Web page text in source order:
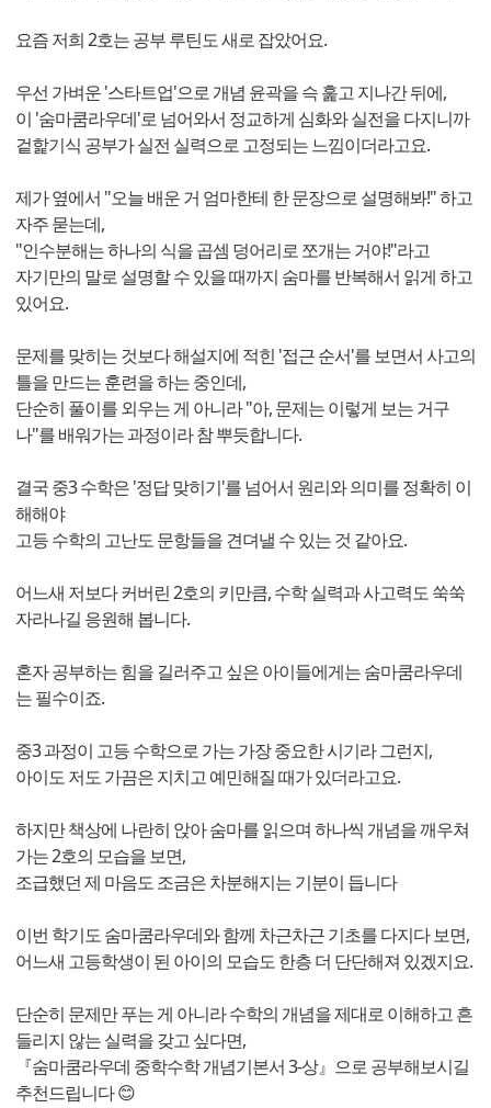
요즘 저희 2호는 공부 루틴도 새로 잡았어요.
우선 가벼운 '스타트업'으로 개념 윤곽을 슥 훑고 지나간 뒤에,
이 '숨마쿰라우데'로 넘어와서 정교하게 심화와 실전을 다지니까
겉핥기식 공부가 실전 실력으로 고정되는 느낌이더라고요.
제가 옆에서 "오늘 배운 거 엄마한테 한 문장으로 설명해봐!" 하고
자주 묻는데,
"인수분해는 하나의 식을 곱셈 덩어리로 쪼개는 거야!"라고
자기만의 말로 설명할 수 있을 때까지 숨마를 반복해서 읽게 하고
있어요.
문제를 맞히는 것보다 해설지에 적힌 '접근 순서'를 보면서 사고의
틀을 만드는 훈련을 하는 중인데,
단순히 풀이를 외우는 게 아니라 "아, 문제는 이렇게 보는 거구
나"를 배워가는 과정이라 참 뿌듯합니다.
결국 중3 수학은 '정답 맞히기'를 넘어서 원리와 의미를 정확히 이
해해야
고등 수학의 고난도 문항들을 견뎌낼 수 있는 것 같아요.
어느새 저보다 커버린 2호의 키만큼, 수학 실력과 사고력도 쑥쑥
자라나길 응원해 봅니다.
혼자 공부하는 힘을 길러주고 싶은 아이들에게는 숨마쿰라우데
는 필수이죠.
중3 과정이 고등 수학으로 가는 가장 중요한 시기라 그런지,
아이도 저도 가끔은 지치고 예민해질 때가 있더라고요.
하지만 책상에 나란히 앉아 숨마를 읽으며 하나씩 개념을 깨우쳐
가는 2호의 모습을 보면,
조급했던 제 마음도 조금은 차분해지는 기분이 듭니다
이번 학기도 숨마쿰라우데와 함께 차근차근 기초를 다지다 보면,
어느새 고등학생이 된 아이의 모습도 한층 더 단단해져 있겠지요.
단순히 문제만 푸는 게 아니라 수학의 개념을 제대로 이해하고 흔
들리지 않는 실력을 갖고 싶다면,
『숨마쿰라우데 중학수학 개념기본서 3-상』으로 공부해보시길
추천드립니다 😊